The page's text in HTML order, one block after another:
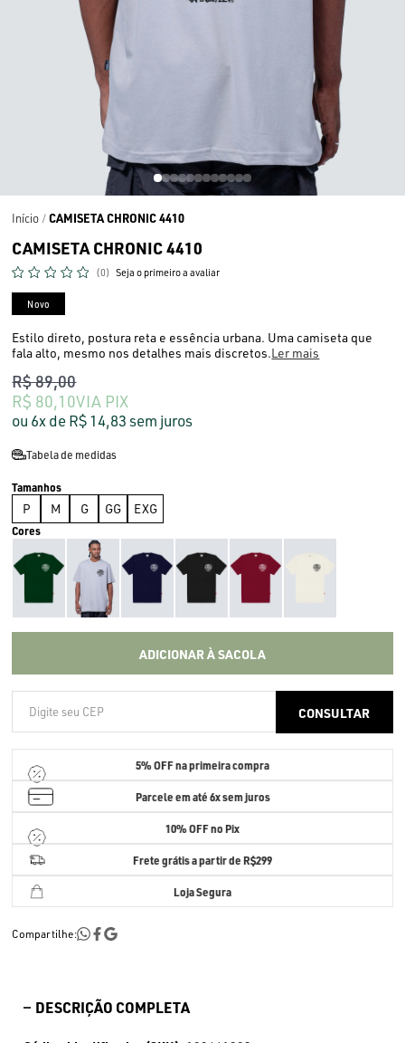
Início CAMISETA CHRONIC 4410
CAMISETA CHRONIC 4410
(0) Seja o primeiro a avaliar
Novo
Estilo direto, postura reta e essência urbana. Uma camiseta que
fala alto, mesmo nos detalhes mais discretos.Ler mais
R$ 80,10VIA PIX
R$ 89,00
6x R$ 14,83sem juros
Tabela de medidas
P M G GG EXG
ADICIONAR À SACOLA
5% OFFna primeira compra
Parcele em até6x sem juros
10% OFF no Pix
Frete grátis a partir de R$299
Loja Segura
Compartilhe:
DESCRIÇÃO COMPLETA